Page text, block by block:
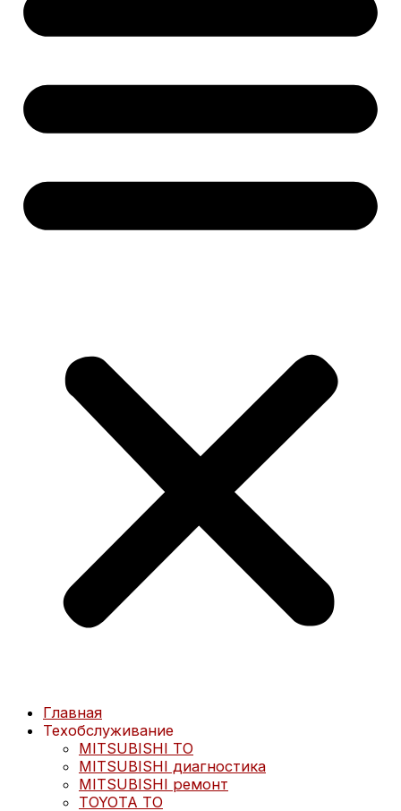
Главная
Техобслуживание
MITSUBISHI ТО
MITSUBISHI диагностика
MITSUBISHI ремонт
TOYOTA ТО